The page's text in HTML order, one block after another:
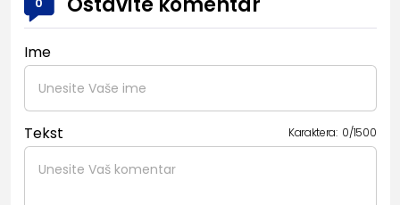
Ime
Tekst Karaktera: 0/1500